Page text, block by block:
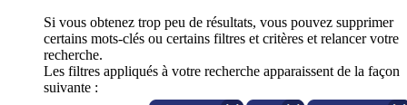
Si vous obtenez trop peu de résultats, vous pouvez supprimer
certains mots-clés ou certains filtres et critères et relancer votre
recherche.
Les filtres appliqués à votre recherche apparaissent de la façon
suivante :